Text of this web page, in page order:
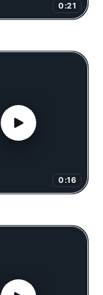
0:21
0:16